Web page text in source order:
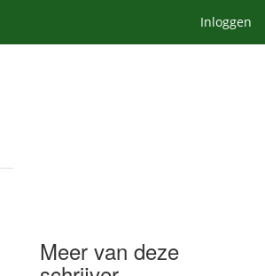
Inloggen
Meer van deze